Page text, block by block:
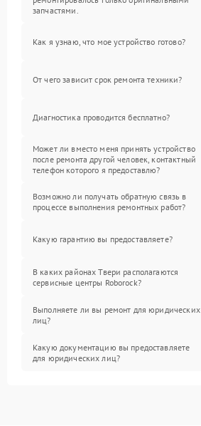
запчастями.
Как я узнаю, что мое устройство готово?
От чего зависит срок ремонта техники?
Диагностика проводится бесплатно?
Может ли вместо меня принять устройство
после ремонта другой человек, контактный
телефон которого я предоставлю?
Возможно ли получать обратную связь в
процессе выполнения ремонтных работ?
Какую гарантию вы предоставляете?
В каких районах Твери располагаются
сервисные центры Roborock?
Выполняете ли вы ремонт для юридических
лиц?
Какую документацию вы предоставляете
для юридических лиц?